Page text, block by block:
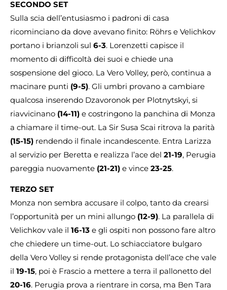
SECONDO SET
Sulla scia dell’entusiasmo i padroni di casa
ricominciano da dove avevano finito: Röhrs e Velichkov
portano i brianzoli sul 6-3. Lorenzetti capisce il
momento di difficoltà dei suoi e chiede una
sospensione del gioco. La Vero Volley, però, continua a
macinare punti (9-5). Gli umbri provano a cambiare
qualcosa inserendo Dzavoronok per Plotnytskyi, si
riavvicinano (14-11) e costringono la panchina di Monza
a chiamare il time-out. La Sir Susa Scai ritrova la parità
(15-15) rendendo il finale incandescente. Entra Larizza
al servizio per Beretta e realizza l’ace del 21-19, Perugia
pareggia nuovamente (21-21) e vince 23-25.
TERZO SET
Monza non sembra accusare il colpo, tanto da crearsi
l’opportunità per un mini allungo (12-9). La parallela di
Velichkov vale il 16-13 e gli ospiti non possono fare altro
che chiedere un time-out. Lo schiacciatore bulgaro
della Vero Volley si rende protagonista dell’ace che vale
il 19-15, poi è Frascio a mettere a terra il pallonetto del
20-16. Perugia prova a rientrare in corsa, ma Ben Tara